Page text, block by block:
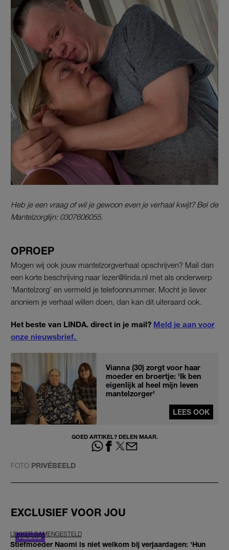
Heb je een vraag of wil je gewoon even je verhaal kwijt? Bel de
Mantelzorglijn: 0307606055.
OPROEP
Mogen wij ook jouw mantelzorgverhaal opschrijven? Mail dan
een korte beschrijving naar lezer@linda.nl met als onderwerp
‘Mantelzorg’ en vermeld je telefoonnummer. Mocht je liever
anoniem je verhaal willen doen, dan kan dit uiteraard ook.
Het beste van LINDA. direct in je mail? Meld je aan voor
onze nieuwsbrief.
Vianna (30) zorgt voor haar
moeder en broertje: 'Ik ben
eigenlijk al heel mijn leven
mantelzorger'
LEES OOK
GOED ARTIKEL? DELEN MAAR.
FOTO PRIVÉBEELD
EXCLUSIEF VOOR JOU
LEKKER SAMENGESTELD
Stiefmoeder Naomi is niet welkom bij verjaardagen: 'Hun